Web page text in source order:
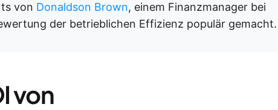
von Donaldson Brown, einem Finanzmanager bei
der betrieblichen Effizienz populär gemacht.
von